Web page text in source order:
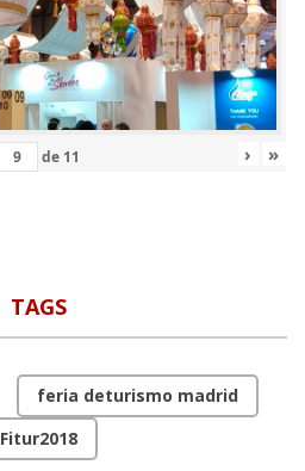
de 11 › »
TAGS
feria deturismo madrid
Fitur2018